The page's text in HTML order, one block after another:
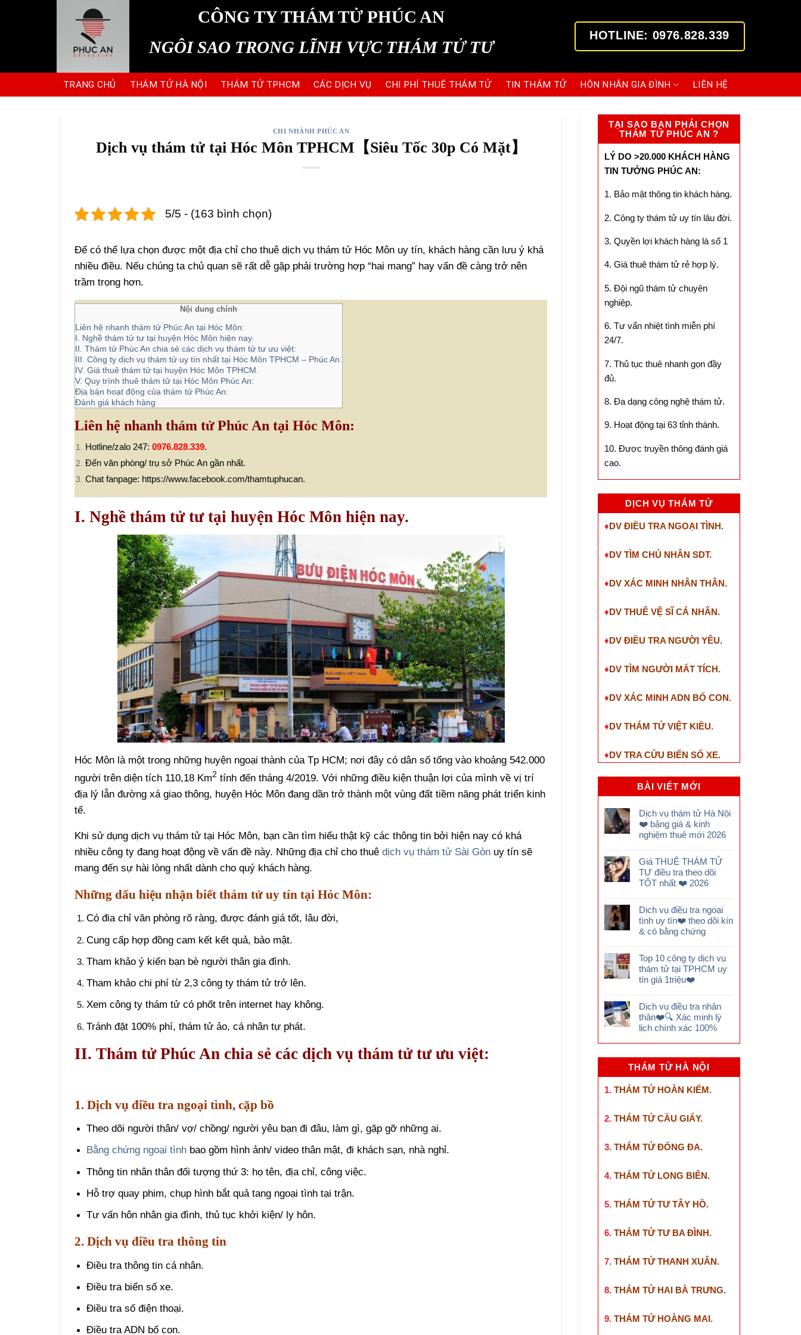
CÔNG TY THÁM TỬ PHÚC AN
NGÔI SAO TRONG LĨNH VỰC THÁM TỬ TƯ
HOTLINE: 0976.828.339
TRANG CHỦ THÁM TỬ HÀ NỘI THÁM TỬ TPHCM CÁC DỊCH VỤ CHI PHÍ THUÊ THÁM TỬ TIN THÁM TỬ HÔN NHÂN GIA ĐÌNH LIÊN HỆ
CHI NHÁNH PHÚC AN
Dịch vụ thám tử tại Hóc Môn TPHCM【Siêu Tốc 30p Có Mặt】
5/5 - (163 bình chọn)
Để có thể lựa chọn được một địa chỉ cho thuê dịch vụ thám tử Hóc Môn uy tín, khách hàng cần lưu ý khá
nhiều điều. Nếu chúng ta chủ quan sẽ rất dễ gặp phải trường hợp “hai mang” hay vấn đề càng trở nên
trầm trọng hơn.
Nội dung chính
Liên hệ nhanh thám tử Phúc An tại Hóc Môn:
I. Nghề thám tử tư tại huyện Hóc Môn hiện nay.
II. Thám tử Phúc An chia sẻ các dịch vụ thám tử tư ưu việt:
III. Công ty dịch vụ thám tử uy tín nhất tại Hóc Môn TPHCM – Phúc An.
IV. Giá thuê thám tử tại huyện Hóc Môn TPHCM.
V. Quy trình thuê thám tử tại Hóc Môn Phúc An:
Địa bàn hoạt động của thám tử Phúc An:
Đánh giá khách hàng
Liên hệ nhanh thám tử Phúc An tại Hóc Môn:
Hotline/zalo 247: 0976.828.339.
Đến văn phòng/ trụ sở Phúc An gần nhất.
Chat fanpage: https://www.facebook.com/thamtuphucan.
I. Nghề thám tử tư tại huyện Hóc Môn hiện nay.
Hóc Môn là một trong những huyện ngoại thành của Tp HCM; nơi đây có dân số tổng vào khoảng 542.000
người trên diện tích 110,18 Km2 tính đến tháng 4/2019. Với những điều kiện thuận lợi của mình về vị trí
địa lý lẫn đường xá giao thông, huyện Hóc Môn đang dần trở thành một vùng đất tiềm năng phát triển kinh
tế.
Khi sử dụng dịch vụ thám tử tại Hóc Môn, bạn cần tìm hiểu thật kỹ các thông tin bởi hiện nay có khá
nhiều công ty đang hoạt động về vấn đề này. Những địa chỉ cho thuêdịch vụ thám tử Sài Gòn uy tín sẽ
mang đến sự hài lòng nhất dành cho quý khách hàng.
Những dấu hiệu nhận biết thám tử uy tín tại Hóc Môn:
Có đia chỉ văn phòng rõ ràng, được đánh giá tốt, lâu đời,
Cung cấp hợp đồng cam kết kết quả, bảo mật.
Tham khảo ý kiến bạn bè người thân gia đình.
Tham khảo chi phí từ 2,3 công ty thám tử trở lên.
Xem công ty thám tử có phốt trên internet hay không.
Tránh đặt 100% phí, thám tử ảo, cá nhân tự phát.
II. Thám tử Phúc An chia sẻ các dịch vụ thám tử tư ưu việt:
1. Dịch vụ điều tra ngoại tình, cặp bồ
Theo dõi người thân/ vợ/ chồng/ người yêu bạn đi đâu, làm gì, gặp gỡ những ai.
Bằng chứng ngoại tìnhbao gồm hình ảnh/ video thân mật, đi khách sạn, nhà nghỉ.
Thông tin nhân thân đối tượng thứ 3: họ tên, địa chỉ, công việc.
Hỗ trợ quay phim, chụp hình bắt quả tang ngoại tình tại trận.
Tư vấn hôn nhân gia đình, thủ tục khởi kiện/ ly hôn.
2.Dịch vụ điều tra thông tin
Điều tra thông tin cá nhân.
Điều tra biển số xe.
Điều tra số điện thoại.
Điều tra ADN bố con.
TẠI SAO BẠN PHẢI CHỌN
THÁM TỬ PHÚC AN ?
LÝ DO >20.000 KHÁCH HÀNG
TIN TƯỞNG PHÚC AN:
1. Bảo mật thông tin khách hàng.
2. Công ty thám tử uy tín lâu đời.
3. Quyền lợi khách hàng là số 1
4. Giá thuê thám tử rẻ hợp lý.
5. Đội ngũ thám tử chuyên
nghiệp.
6. Tư vấn nhiệt tình miễn phí
24/7.
7. Thủ tục thuê nhanh gọn đầy
đủ.
8. Đa dạng công nghệ thám tử.
9. Hoạt động tại 63 tỉnh thành.
10. Được truyền thông đánh giá
cao.
DỊCH VỤ THÁM TỬ
♦DV ĐIỀU TRA NGOẠI TÌNH.
♦DV TÌM CHỦ NHÂN SDT.
♦DV XÁC MINH NHÂN THÂN.
♦DV THUÊ VỆ SĨ CÁ NHÂN.
♦DV ĐIỀU TRA NGƯỜI YÊU.
♦DV TÌM NGƯỜI MẤT TÍCH.
♦DV XÁC MINH ADN BỐ CON.
♦DV THÁM TỬ VIỆT KIỀU.
♦DV TRA CỨU BIỂN SỐ XE.
BÀI VIẾT MỚI
Dịch vụ thám tử Hà Nội
❤️ bảng giá & kinh
nghiệm thuê mới 2026
Giá THUÊ THÁM TỬ
TƯ điều tra theo dõi
TỐT nhất ❤️ 2026
Dịch vụ điều tra ngoại
tình uy tín❤️ theo dõi kín
& có bằng chứng
Top 10 công ty dịch vụ
thám tử tại TPHCM uy
tín giá 1triệu❤️
Dịch vụ điều tra nhân
thân❤️🔍 Xác minh lý
lịch chính xác 100%
THÁM TỬ HÀ NỘI
1. THÁM TỬ HOÀN KIẾM.
2. THÁM TỬ CẦU GIẤY.
3. THÁM TỬ ĐỐNG ĐA.
4. THÁM TỬ LONG BIÊN.
5. THÁM TỬ TƯ TÂY HỒ.
6. THÁM TỬ TƯ BA ĐÌNH.
7. THÁM TỬ THANH XUÂN.
8. THÁM TỬ HAI BÀ TRƯNG.
9. THÁM TỬ HOÀNG MAI.